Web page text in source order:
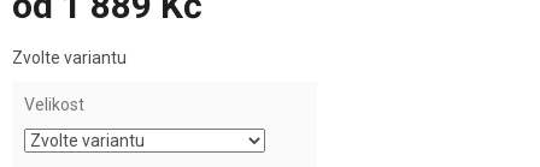
cena:
Zvolte variantu
Velikost